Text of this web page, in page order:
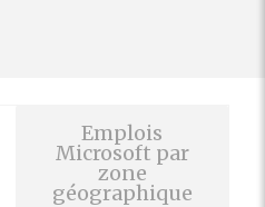
Emplois
Microsoft par
zone
géographique